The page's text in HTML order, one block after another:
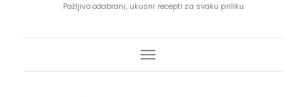
Pažljivo odabrani, ukusni recepti za svaku priliku
Toggle Navigation